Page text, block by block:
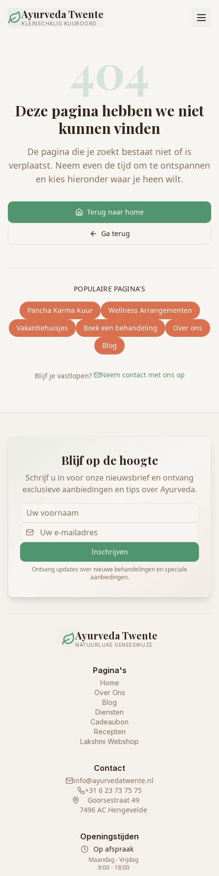
Ayurveda Twente
KLEINSCHALIG KUUROORD
404
Deze pagina hebben we niet
kunnen vinden
De pagina die je zoekt bestaat niet of is
verplaatst. Neem even de tijd om te ontspannen
en kies hieronder waar je heen wilt.
Terug naar home
Ga terug
POPULAIRE PAGINA'S
Pancha Karma Kuur
Wellness Arrangementen
Vakantiehuisjes
Boek een behandeling
Over ons
Blog
Blijf je vastlopen? Neem contact met ons op
Blijf op de hoogte
Schrijf u in voor onze nieuwsbrief en ontvang
exclusieve aanbiedingen en tips over Ayurveda.
Inschrijven
Ontvang updates over nieuwe behandelingen en speciale
aanbiedingen.
Ayurveda Twente
NATUURLIJKE GENEESWIJZE
Pagina's
Home
Over Ons
Blog
Diensten
Cadeaubon
Recepten
Lakshmi Webshop
Contact
info@ayurvedatwente.nl
+31 6 23 73 75 75
Goorsestraat 49
7496 AC Hengevelde
Openingstijden
Op afspraak
Maandag - Vrijdag
9:00 - 18:00